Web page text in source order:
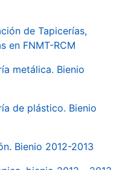
de Tapicerías,
en FNMT-RCM
metálica. Bienio
de plástico. Bienio
Bienio 2012-2013